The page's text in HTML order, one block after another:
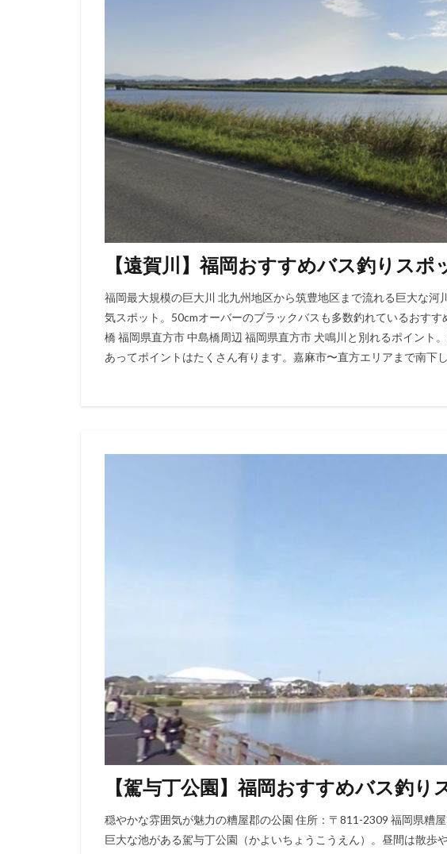
【遠賀川】福岡おすすめバス釣りスポ
福岡最大規模の巨大川 北九州地区から筑豊地区まで流れる巨大な河
気スポット。50cmオーバーのブラックバスも多数釣れているおす
橋 福岡県直方市 中島橋周辺 福岡県直方市 犬鳴川と別れるポイント
あってポイントはたくさん有ります。嘉麻市〜直方エリアまで南下
【駕与丁公園】福岡おすすめバス釣り
穏やかな雰囲気が魅力の糟屋郡の公園 住所：〒811-2309 福岡県糟
巨大な池がある駕与丁公園（かよいちょうこうえん）。昼間は散歩